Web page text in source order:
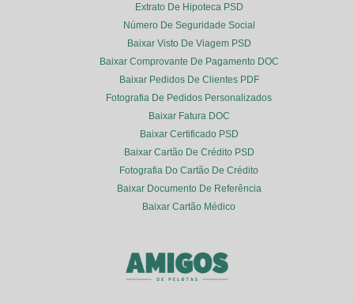
Extrato De Hipoteca PSD
Número De Seguridade Social
Baixar Visto De Viagem PSD
Baixar Comprovante De Pagamento DOC
Baixar Pedidos De Clientes PDF
Fotografia De Pedidos Personalizados
Baixar Fatura DOC
Baixar Certificado PSD
Baixar Cartão De Crédito PSD
Fotografia Do Cartão De Crédito
Baixar Documento De Referência
Baixar Cartão Médico